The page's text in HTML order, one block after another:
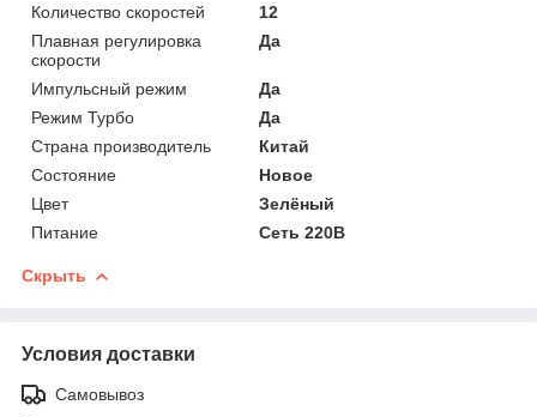
Количество скоростей
12
Плавная регулировка
скорости
Да
Импульсный режим
Да
Режим Турбо
Да
Страна производитель
Китай
Состояние
Новое
Цвет
Зелёный
Питание
Сеть 220В
Скрыть
Условия доставки
Самовывоз